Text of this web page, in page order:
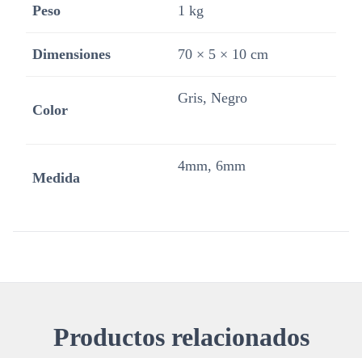
Peso 1 kg
Dimensiones 70 × 5 × 10 cm
Color
Gris, Negro
Medida
4mm, 6mm
Productos relacionados